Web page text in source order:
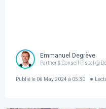
Emmanuel Degrève
Partner & Conseil Fiscal @
Publié le 06 May 2024 à 05:30